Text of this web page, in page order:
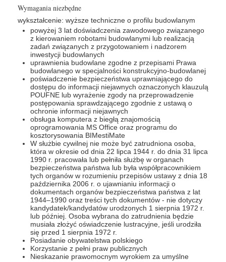
Wymagania niezbędne
wykształcenie: wyższe techniczne o profilu budowlanym
powyżej 3 lat doświadczenia zawodowego związanego
z kierowaniem robotami budowlanymi lub realizacją
zadań związanych z przygotowaniem i nadzorem
inwestycji budowlanych
uprawnienia budowlane zgodne z przepisami Prawa
budowlanego w specjalności konstrukcyjno-budowlanej
poświadczenie bezpieczeństwa uprawniającego do
dostępu do informacji niejawnych oznaczonych klauzulą
POUFNE lub wyrażenie zgody na przeprowadzenie
postępowania sprawdzającego zgodnie z ustawą o
ochronie informacji niejawnych
obsługa komputera z biegłą znajomością
oprogramowania MS Office oraz programu do
kosztorysowania BIMestiMate
W służbie cywilnej nie może być zatrudniona osoba,
która w okresie od dnia 22 lipca 1944 r. do dnia 31 lipca
1990 r. pracowała lub pełniła służbę w organach
bezpieczeństwa państwa lub była współpracownikiem
tych organów w rozumieniu przepisów ustawy z dnia 18
października 2006 r. o ujawnianiu informacji o
dokumentach organów bezpieczeństwa państwa z lat
1944–1990 oraz treści tych dokumentów - nie dotyczy
kandydatek/kandydatów urodzonych 1 sierpnia 1972 r.
lub później. Osoba wybrana do zatrudnienia będzie
musiała złożyć oświadczenie lustracyjne, jeśli urodziła
się przed 1 sierpnia 1972 r.
Posiadanie obywatelstwa polskiego
Korzystanie z pełni praw publicznych
Nieskazanie prawomocnym wyrokiem za umyślne